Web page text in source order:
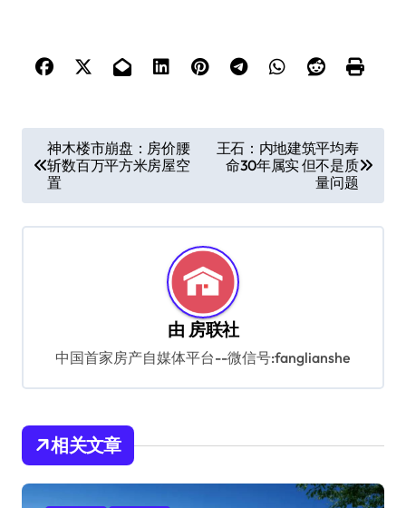
章
导
航
神木楼市崩盘：房价腰
斩数百万平方米房屋空
置
王石：内地建筑平均寿
命30年属实 但不是质
量问题
由 房联社
中国首家房产自媒体平台--微信号:fanglianshe
相关文章